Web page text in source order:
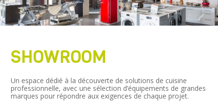
SHOWROOM
Un espace dédié à la découverte de solutions de cuisine
professionnelle, avec une sélection d’équipements de grandes
marques pour répondre aux exigences de chaque projet.